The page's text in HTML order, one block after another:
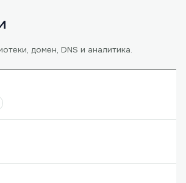
домен, DNS и аналитика.